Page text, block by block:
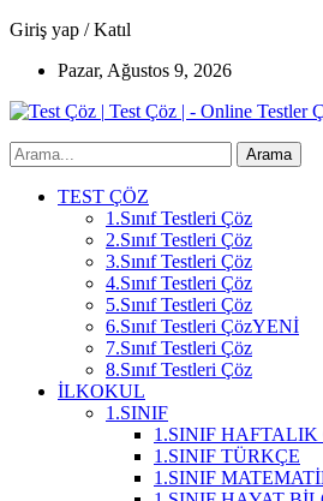
Giriş yap / Katıl
Pazar, Ağustos 9, 2026
Test Çöz | - Online Testler
TEST ÇÖZ
1.Sınıf Testleri Çöz
2.Sınıf Testleri Çöz
3.Sınıf Testleri Çöz
4.Sınıf Testleri Çöz
5.Sınıf Testleri Çöz
6.Sınıf Testleri ÇözYENİ
7.Sınıf Testleri Çöz
8.Sınıf Testleri Çöz
İLKOKUL
1.SINIF
1.SINIF HAFTALIK
1.SINIF TÜRKÇE
1.SINIF